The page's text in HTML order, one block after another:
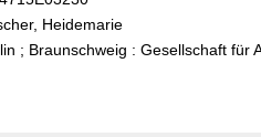
Heidemarie
; Braunschweig : Gesellschaft für